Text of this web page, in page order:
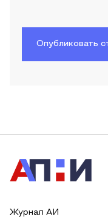
Опубликовать
Журнал АИ